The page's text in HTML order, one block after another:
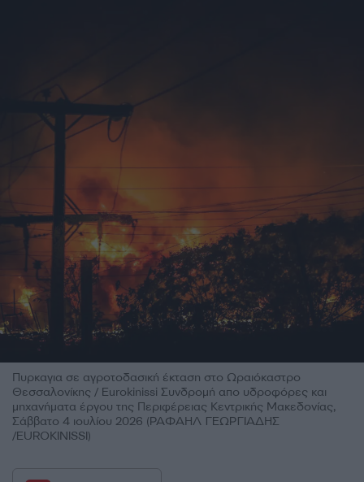
Πυρκαγια σε αγροτοδασική έκταση στο Ωραιόκαστρο
Θεσσαλονίκης / Eurokinissi Συνδρομή απο υδροφόρες και
μηχανήματα έργου της Περιφέρειας Κεντρικής Μακεδονίας,
Σάββατο 4 ιουλίου 2026 (ΡΑΦΑΗΛ ΓΕΩΡΓΙΑΔΗΣ
/EUROKINISSI)